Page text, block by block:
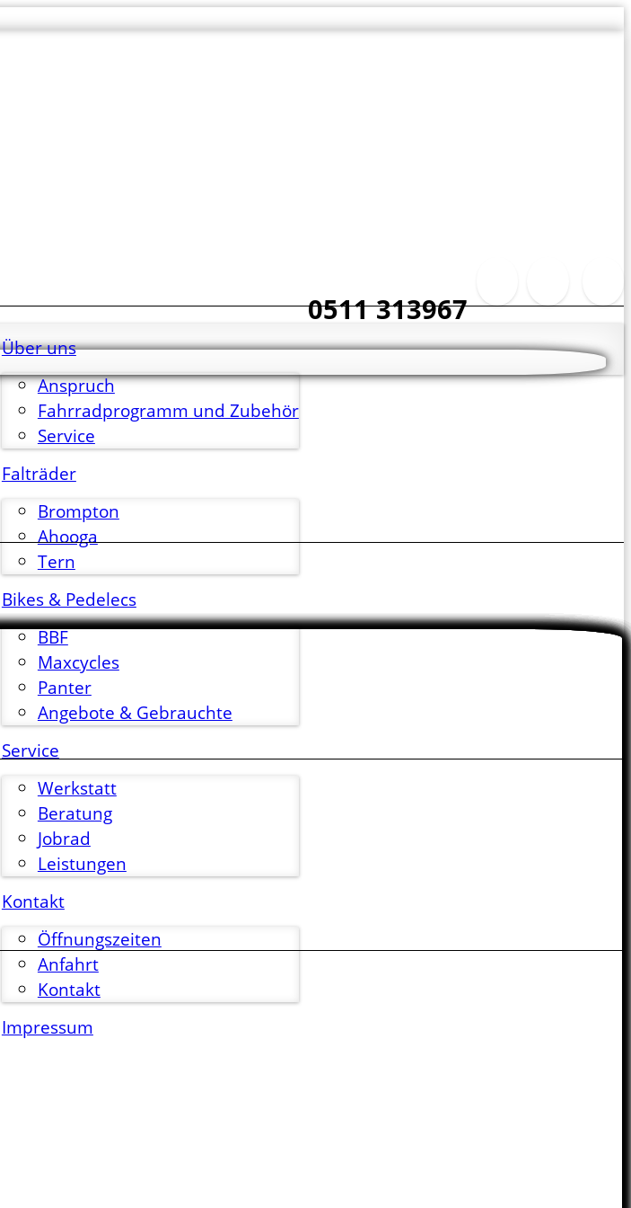
0511 313967
Über uns
Anspruch
Fahrradprogramm und Zubehör
Service
Falträder
Brompton
Ahooga
Tern
Bikes & Pedelecs
BBF
Maxcycles
Panter
Angebote & Gebrauchte
Service
Werkstatt
Beratung
Jobrad
Leistungen
Kontakt
Öffnungszeiten
Anfahrt
Kontakt
Impressum